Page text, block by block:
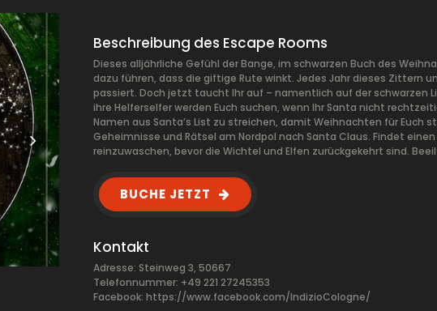
Beschreibung des Escape Rooms
Dieses alljährliche Gefühl der Bange, im schwarzen Buch des
dazu führen, dass die giftige Rute winkt. Jedes Jahr dieses Zittern
passiert. Doch jetzt taucht Ihr auf – namentlich auf der schwarzen
ihre Helferselfer werden Euch suchen, wenn Ihr Santa nicht
Namen aus Santa’s List zu streichen, damit Weihnachten für
Geheimnisse und Rätsel am Nordpol nach Santa Claus. Findet
reinzuwaschen, bevor die Wichtel und Elfen zurückgekehrt sind.
BUCHE JETZT
Kontakt
Adresse: Steinweg 3, 50667
Telefonnummer: +49 221 27245353
Facebook: https://www.facebook.com/IndizioCologne/